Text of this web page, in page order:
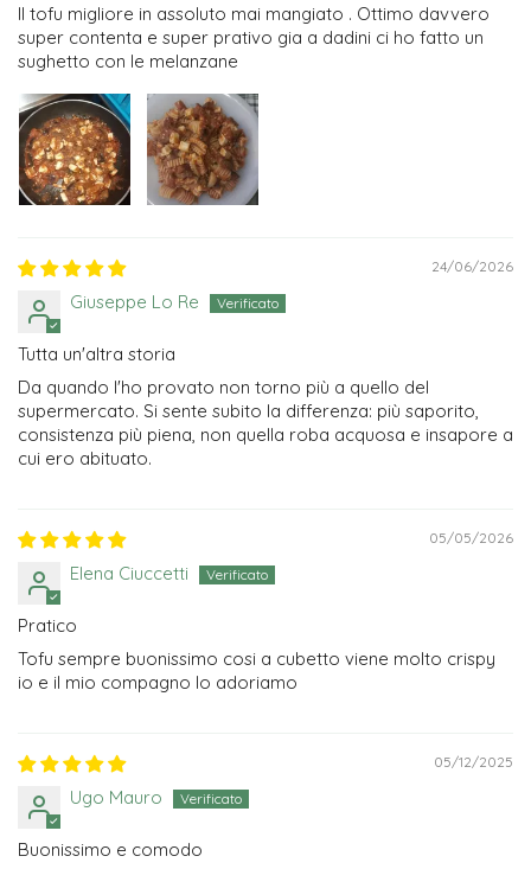
Il tofu migliore in assoluto mai mangiato . Ottimo davvero
super contenta e super prativo gia a dadini ci ho fatto un
sughetto con le melanzane
24/06/2026
Giuseppe Lo Re
Tutta un'altra storia
Da quando l'ho provato non torno più a quello del
supermercato. Si sente subito la differenza: più saporito,
consistenza più piena, non quella roba acquosa e insapore a
cui ero abituato.
05/05/2026
Elena Ciuccetti
Pratico
Tofu sempre buonissimo cosi a cubetto viene molto crispy
io e il mio compagno lo adoriamo
05/12/2025
Ugo Mauro
Buonissimo e comodo